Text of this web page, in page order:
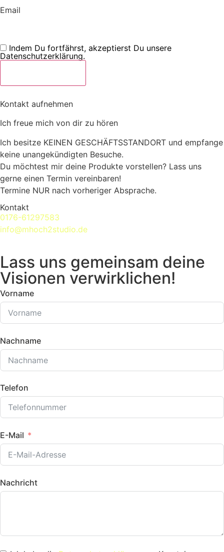
Email
Indem Du fortfährst, akzeptierst Du unsere
Datenschutzerklärung.
Kontakt aufnehmen
Ich freue mich von dir zu hören
Ich besitze KEINEN GESCHÄFTSSTANDORT und empfange
keine unangekündigten Besuche.
Du möchtest mir deine Produkte vorstellen? Lass uns
gerne einen Termin vereinbaren!
Termine NUR nach vorheriger Absprache.
Kontakt
0176-61297583
info@mhoch2studio.de
Lass uns gemeinsam deine
Visionen verwirklichen!
Vorname
Nachname
Telefon
E-Mail
Nachricht